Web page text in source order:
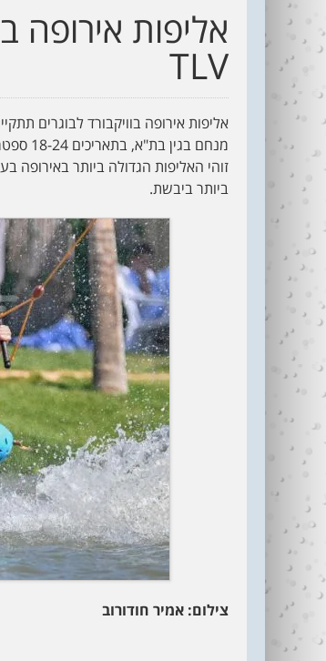
TLV
מנחם בגין בת"א, בתאריכים 18-24 ספטמבר 2016.
ביותר ביבשת.
צילום: אמיר חודורוב